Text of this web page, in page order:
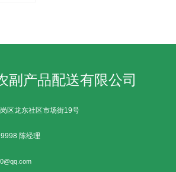
副产品配送有限公司
区龙东社区市场街19号
陈经理